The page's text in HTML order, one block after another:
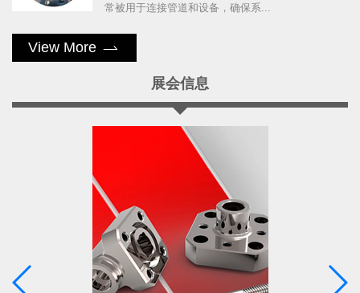
常被用于连接管道和设备，确保系...
View More
展会信息